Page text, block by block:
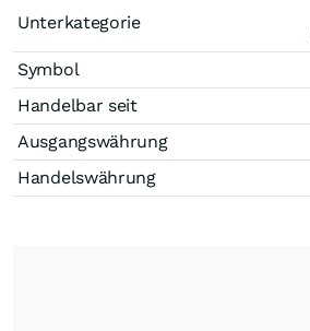
Unterkategorie
Symbol
Handelbar seit
Ausgangswährung
Handelswährung